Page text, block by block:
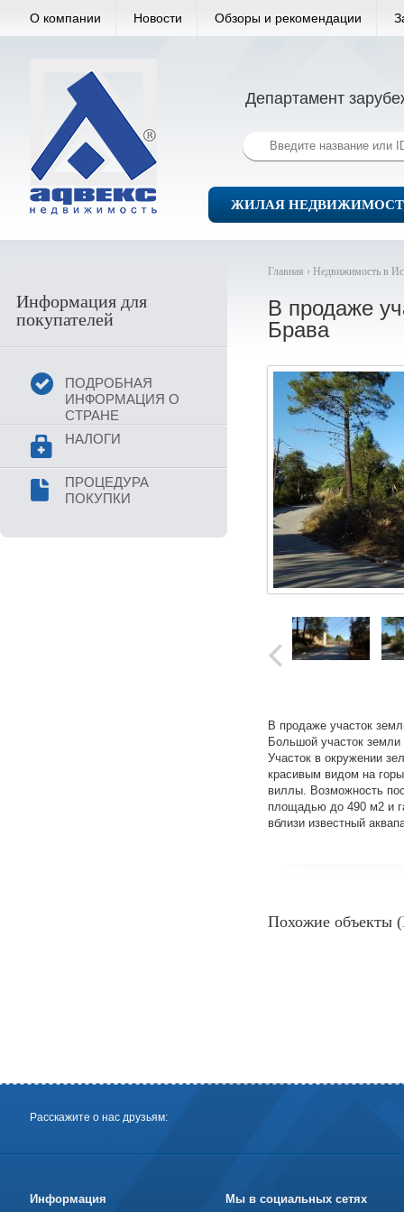
О компании Новости Обзоры и рекомендации
Департамент
ЖИЛАЯ
Главная › Недвижимость в
В продаже
Брава
В продаже участок
Большой участок
Участок в окружении
красивым видом на
виллы. Возможность
площадью до 490 м2 и
вблизи известный
Похожие объекты
Информация для
покупателей
ПОДРОБНАЯ
ИНФОРМАЦИЯ О
СТРАНЕ
НАЛОГИ
ПРОЦЕДУРА
ПОКУПКИ
Расскажите о нас друзьям:
Информация Мы в социальных сетях